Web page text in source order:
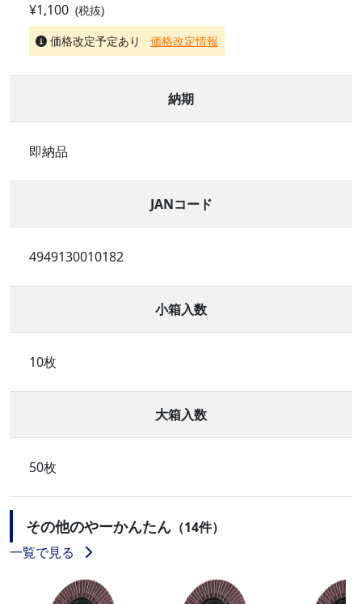
¥1,100 (税抜)
価格改定予定あり
価格改定情報
納期
即納品
JANコード
4949130010182
小箱入数
10枚
大箱入数
50枚
その他のやーかんたん （14件）
一覧で見る